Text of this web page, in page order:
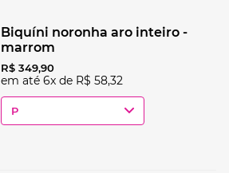
biquíni noronha aro inteiro -
marrom
R$ 349,90
em até 6x de R$ 58,32
P